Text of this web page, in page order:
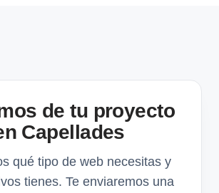
de tu proyecto
Capellades
qué tipo de web necesitas y
tienes. Te enviaremos una